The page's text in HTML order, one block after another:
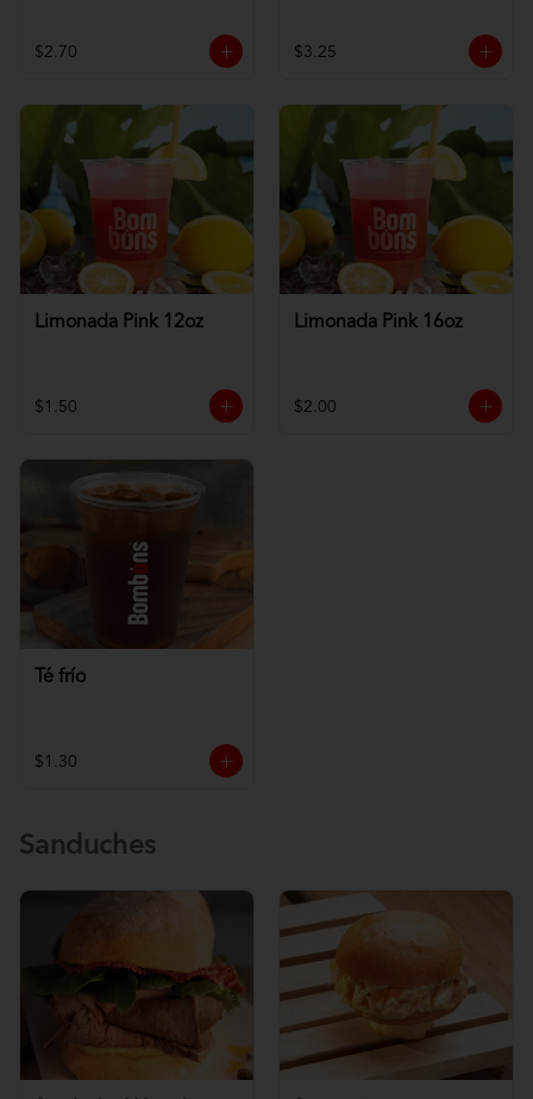
$2.70 $3.25
Limonada Pink 12oz
$1.50
Limonada Pink 16oz
$2.00
Té frío
$1.30
Sanduches